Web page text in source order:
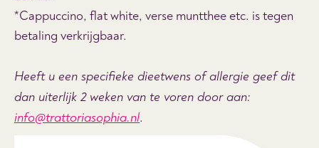
*Cappuccino, flat white, verse muntthee etc. is tegen
betaling verkrijgbaar.
Heeft u een specifieke dieetwens of allergie geef dit
dan uiterlijk 2 weken van te voren door aan:
info@trattoriasophia.nl.